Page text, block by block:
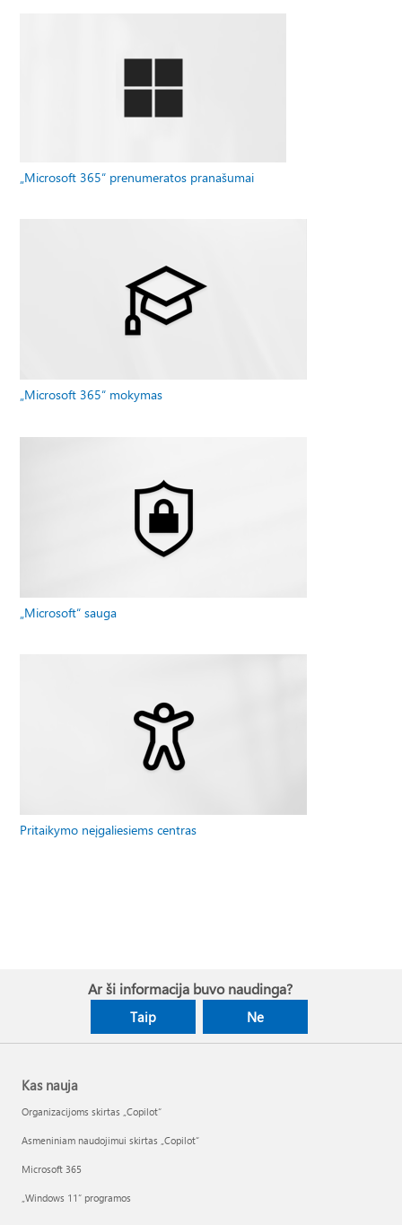
„Microsoft 365“ prenumeratos pranašumai
„Microsoft 365“ mokymas
„Microsoft“ sauga
Pritaikymo neįgaliesiems centras
Ar ši informacija buvo naudinga?
Taip Ne
Kas nauja
Organizacijoms skirtas „Copilot“
Asmeniniam naudojimui skirtas „Copilot“
Microsoft 365
„Windows 11“ programos